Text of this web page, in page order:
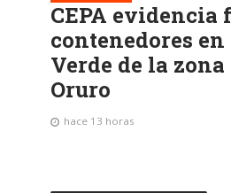
CEPA evidencia
contenedores
Verde de la zona
Oruro
hace 13 horas